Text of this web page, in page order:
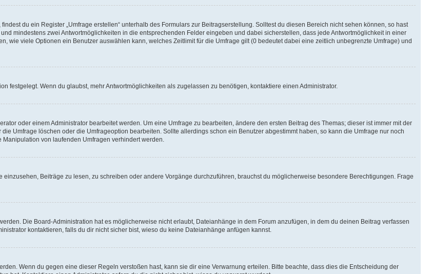
du ein Register „Umfrage erstellen“ unterhalb des Formulars zur Beitragserstellung. Solltest du diesen Bereich nicht sehen können, so hast
mindestens zwei Antwortmöglichkeiten in die entsprechenden Felder eingeben und dabei sicherstellen, dass jede Antwortmöglichkeit in einer
wie viele Optionen ein Benutzer auswählen kann, welches Zeitlimit für die Umfrage gilt (0 bedeutet dabei eine zeitlich unbegrenzte Umfrage) und
festgelegt. Wenn du glaubst, mehr Antwortmöglichkeiten als zugelassen zu benötigen, kontaktiere einen Administrator.
oder einem Administrator bearbeitet werden. Um eine Umfrage zu bearbeiten, ändere den ersten Beitrag des Themas; dieser ist immer mit der
Umfrage löschen oder die Umfrageoption bearbeiten. Sollte allerdings schon ein Benutzer abgestimmt haben, so kann die Umfrage nur noch
von laufenden Umfragen verhindert werden.
Beiträge zu lesen, zu schreiben oder andere Vorgänge durchzuführen, brauchst du möglicherweise besondere Berechtigungen. Frage
Die Board-Administration hat es möglicherweise nicht erlaubt, Dateianhänge in dem Forum anzufügen, in dem du deinen Beitrag verfassen
kontaktieren, falls du dir nicht sicher bist, wieso du keine Dateianhänge anfügen kannst.
Wenn du gegen eine dieser Regeln verstoßen hast, kann sie dir eine Verwarnung erteilen. Bitte beachte, dass dies die Entscheidung der